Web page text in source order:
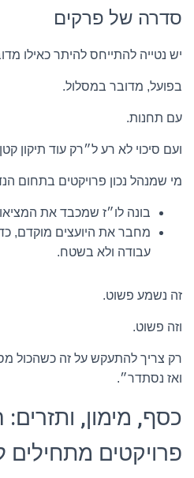
סדרה של פרקים
יש נטייה להתייחס להיתר כאילו
בפועל, מדובר במסלול.
עם תחנות.
ועם סיכוי לא רע ל״רק עוד תיקון
מי שמנהל נכון פרויקטים בתחום
בונה לו״ז שמכבד את
מחבר את היועצים מוקדם,
עבודה ולא בשטח.
זה נשמע פשוט.
וזה פשוט.
רק צריך להתעקש על זה כשהכול
ואז נסתדר״.
כסף, מימון,
פרויקטים